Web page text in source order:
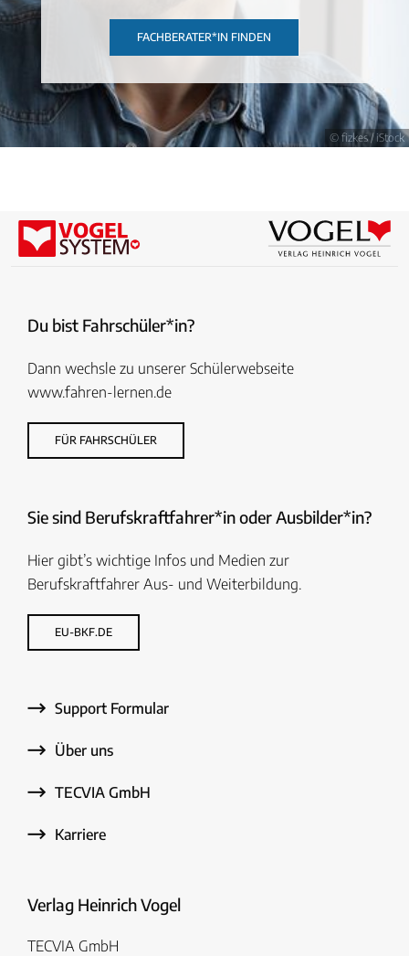
© fizkes / iStock
FACHBERATER*IN FINDEN
Du bist Fahrschüler*in?
Dann wechsle zu unserer Schülerwebseite
www.fahren-lernen.de
FÜR FAHRSCHÜLER
Sie sind Berufskraftfahrer*in oder Ausbilder*in?
Hier gibt’s wichtige Infos und Medien zur
Berufskraftfahrer Aus- und Weiterbildung.
EU-BKF.DE
Support Formular
Über uns
TECVIA GmbH
Karriere
Verlag Heinrich Vogel
TECVIA GmbH